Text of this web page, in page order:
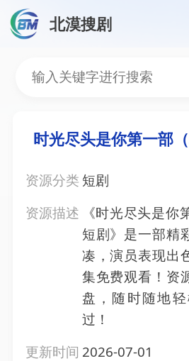
北漠搜剧
时光尽头是你
时光尽头是你第一部
资源分类 短剧
资源描述
《时光尽头是
短剧》是一部精
凑，演员表现出
集免费观看！资
盘，随时随地
过！
更新时间 2026-07-01